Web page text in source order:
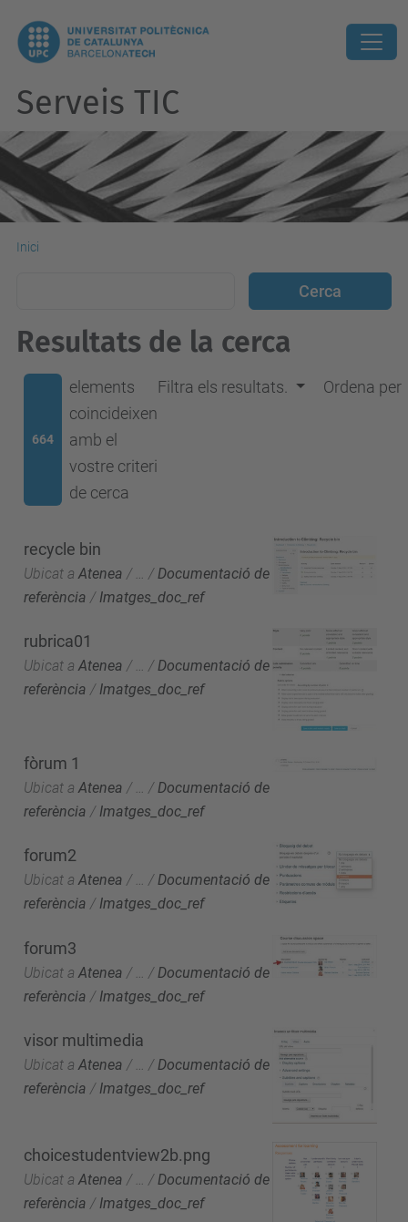
Serveis TIC
Inici
Resultats de la cerca
664
elements
coincideixen
amb el
vostre criteri
de cerca
Filtra els resultats. Ordena per
recycle bin
Ubicat a Atenea / / Documentació de
referència / Imatges_doc_ref
rubrica01
Ubicat a Atenea / … /Documentació de
referència / Imatges_doc_ref
fòrum 1
Ubicat a Atenea / / Documentació de
referència / Imatges_doc_ref
forum2
Ubicat a Atenea / … /Documentació de
referència / Imatges_doc_ref
forum3
Ubicat a Atenea / / Documentació de
referència / Imatges_doc_ref
visor multimedia
Ubicat a Atenea / … /Documentació de
referència / Imatges_doc_ref
choicestudentview2b.png
Ubicat a Atenea / … /Documentació de
referència / Imatges_doc_ref